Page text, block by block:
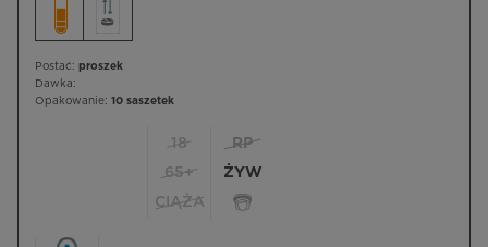
Postać: proszek
Dawka:
Opakowanie: 10 saszetek
18
65+
CIĄŻA
RP
ŻYW